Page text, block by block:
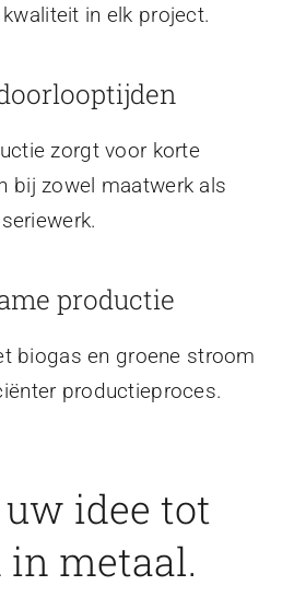
in elk project.
zorgt voor korte
bij zowel maatwerk als
seriewerk.
productie
biogas en groene stroom
productieproces.
idee tot
in metaal.